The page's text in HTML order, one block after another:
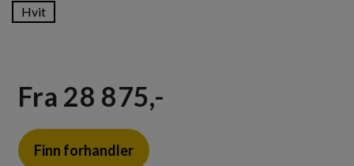
Hvit
Fra 28 875,-
Finn forhandler